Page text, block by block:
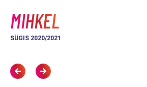
MIHKEL
SÜGIS 2020/2021